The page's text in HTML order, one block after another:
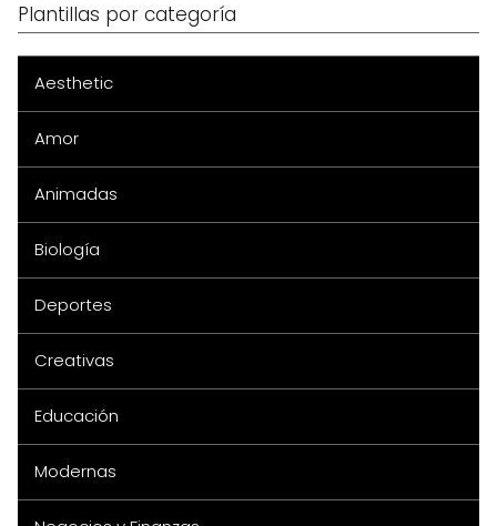
Plantillas por categoría
Aesthetic
Amor
Animadas
Biología
Deportes
Creativas
Educación
Modernas